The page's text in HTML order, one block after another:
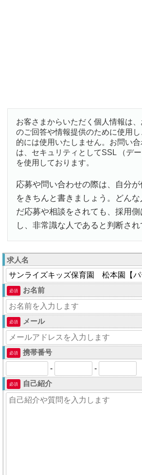
お客さまからいただく個人情報は
のご回答や情報提供のために使用し
的には使用いたしません。お問い
は、セキュリティとしてSSL （デー
を使用しております。
応募や問い合わせの際は、自分
をきちんと書きましょう。どん
だ応募や相談をされても、採用
し、非常識な人であると判断され
求人名
必須 お名前
必須 メール
必須
携帯番号
-
-
必須 自己紹介